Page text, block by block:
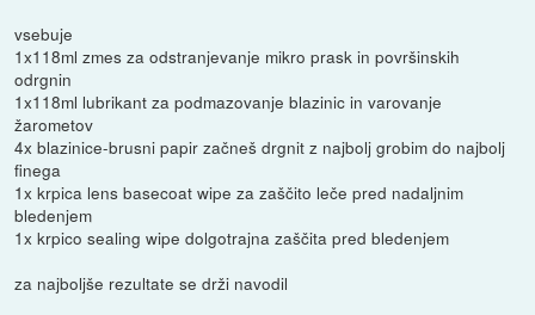
vsebuje
1x118ml zmes za odstranjevanje mikro prask in površinskih
odrgnin
1x118ml lubrikant za podmazovanje blazinic in varovanje
žarometov
4x blazinice-brusni papir začneš drgnit z najbolj grobim do najbolj
finega
1x krpica lens basecoat wipe za zaščito leče pred nadaljnim
bledenjem
1x krpico sealing wipe dolgotrajna zaščita pred bledenjem
za najboljše rezultate se drži navodil